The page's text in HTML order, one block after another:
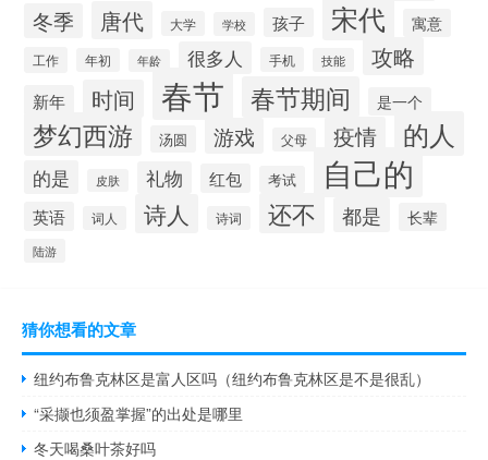
冬季 唐代 大学 学校 孩子 宋代 寓意
工作 年初 年龄 很多人 手机 技能 攻略
新年 时间 春节 春节期间 是一个
梦幻西游 汤圆 游戏 父母 疫情 的人
的是 皮肤 礼物 红包 考试 自己的
英语 词人 诗人 诗词 还不 都是 长辈
陆游
猜你想看的文章
纽约布鲁克林区是富人区吗（纽约布鲁克林区是不是很乱）
“采撷也须盈掌握”的出处是哪里
冬天喝桑叶茶好吗